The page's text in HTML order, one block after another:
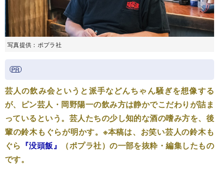
写真提供：ポプラ社
芸人の飲み会というと派手などんちゃん騒ぎを想像する
が、ピン芸人・岡野陽一の飲み方は静かでこだわりが詰ま
っているという。芸人たちの少し知的な酒の嗜み方を、後
輩の鈴木もぐらが明かす。※本稿は、お笑い芸人の鈴木も
ぐら 『没頭飯』
（ポプラ社）の一部を抜粋・編集したもの
です。